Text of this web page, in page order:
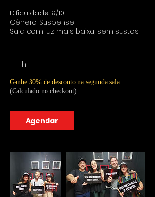
Dificuldade: 9/10
Gênero: Suspense
Sala com luz mais baixa, sem sustos
1 h
Ganhe 30% de desconto na segunda sala
(Calculado no checkout)
Agendar